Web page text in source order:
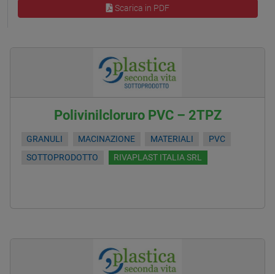
Scarica in PDF
Polivinilcloruro PVC – 2TPZ
GRANULI MACINAZIONE MATERIALI
PVC
SOTTOPRODOTTO
RIVAPLAST ITALIA SRL